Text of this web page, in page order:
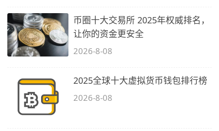
币圈十大交易所 2025年权威排名，
让你的资金更安全
2026-8-08
2025全球十大虚拟货币钱包排行榜
2026-8-08